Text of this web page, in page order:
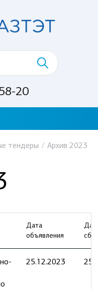
20
тендеры / Архив 2023
Дата
объявления
25.12.2023